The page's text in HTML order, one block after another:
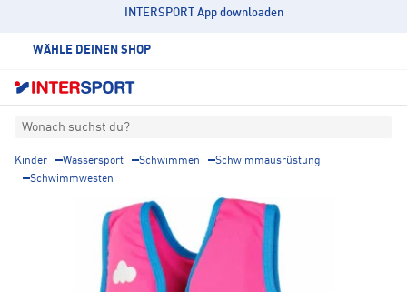
INTERSPORT App downloaden
WÄHLE DEINEN SHOP
Wonach suchst du?
Kinder Wassersport Schwimmen
Schwimmausrüstung
Schwimmwesten